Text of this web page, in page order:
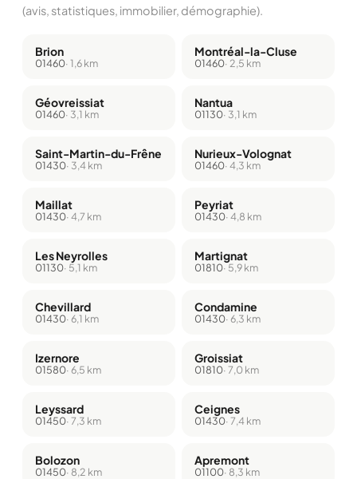
(avis, statistiques, immobilier, démographie).
Brion
01460· 1,6 km
Montréal-la-Cluse
01460· 2,5 km
Géovreissiat
01460· 3,1 km
Nantua
01130· 3,1 km
Saint-Martin-du-Frêne
01430· 3,4 km
Nurieux-Volognat
01460· 4,3 km
Maillat
01430· 4,7 km
Peyriat
01430· 4,8 km
Les Neyrolles
01130· 5,1 km
Martignat
01810· 5,9 km
Chevillard
01430· 6,1 km
Condamine
01430· 6,3 km
Izernore
01580· 6,5 km
Groissiat
01810· 7,0 km
Leyssard
01450· 7,3 km
Ceignes
01430· 7,4 km
Bolozon
01450· 8,2 km
Apremont
01100· 8,3 km